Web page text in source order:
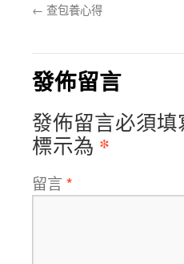
← 查包養心得
發佈留言
發佈留言必須
標示為 *
留言 *